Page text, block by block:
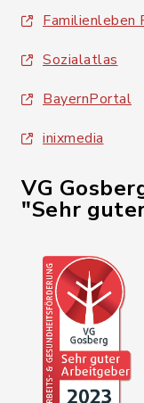
Familienleben
Sozialatlas
BayernPortal
inixmedia
VG
"Sehr